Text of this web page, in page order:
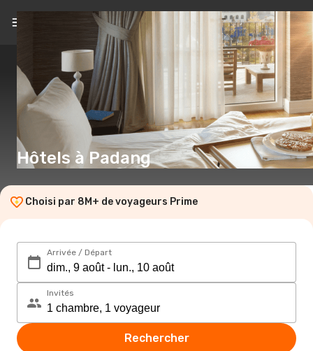
FR(€)
Hôtels à Padang
Choisi par 8M+ de voyageurs Prime
Arrivée / Départ
Invités
Rechercher